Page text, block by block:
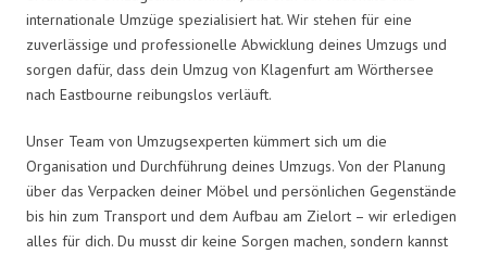
internationale Umzüge spezialisiert hat. Wir stehen für eine
zuverlässige und professionelle Abwicklung deines Umzugs und
sorgen dafür, dass dein Umzug von Klagenfurt am Wörthersee
nach Eastbourne reibungslos verläuft.
Unser Team von Umzugsexperten kümmert sich um die
Organisation und Durchführung deines Umzugs. Von der Planung
über das Verpacken deiner Möbel und persönlichen Gegenstände
bis hin zum Transport und dem Aufbau am Zielort – wir erledigen
alles für dich. Du musst dir keine Sorgen machen, sondern kannst